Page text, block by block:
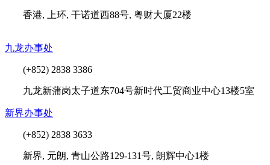
香港, 上环, 干诺道西88号, 粤财大厦22楼
九龙办事处
(+852) 2838 3386
九龙新蒲岗太子道东704号新时代工贸商业中心13楼5室
新界办事处
(+852) 2838 3633
新界, 元朗, 青山公路129-131号, 朗辉中心1楼